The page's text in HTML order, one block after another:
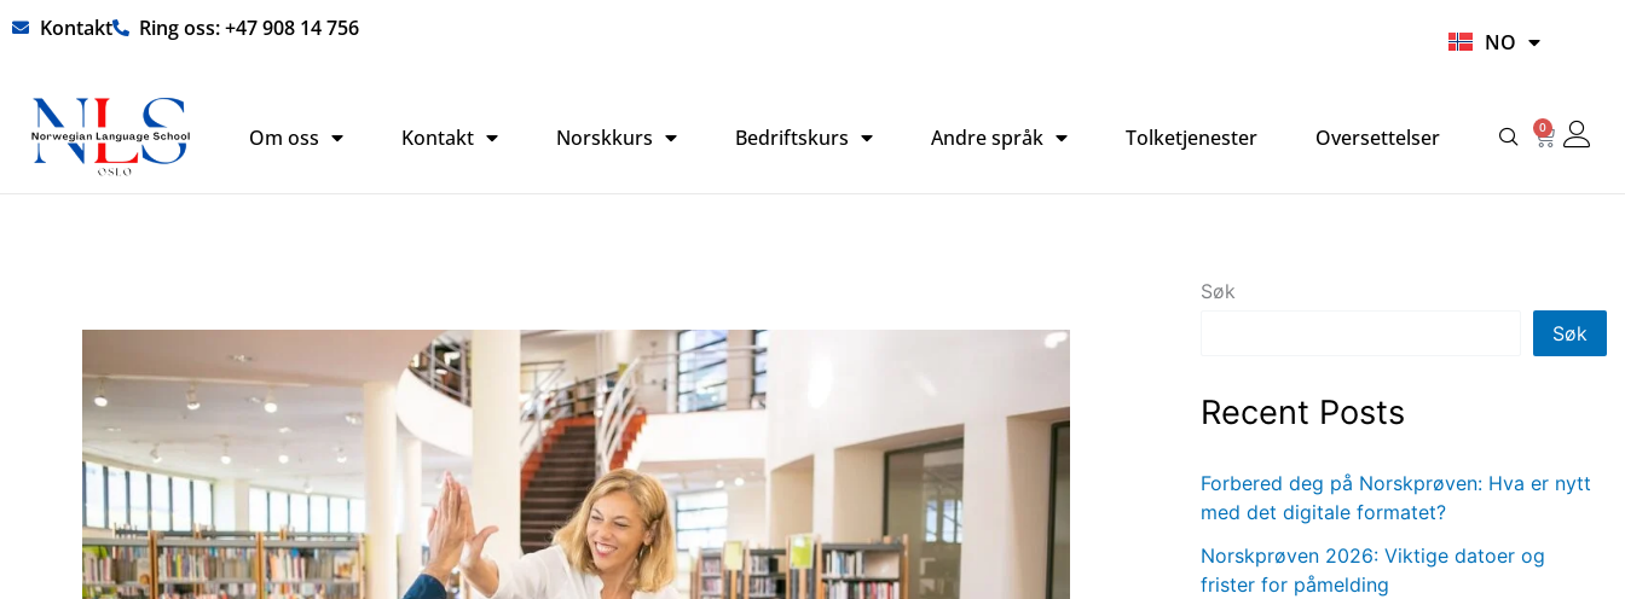
Hopp
innholdet
Kontakt Ring oss: +47 908 14 756
NO
HI
Om oss Kontakt Norskkurs Bedriftskurs Andre språk Tolketjenester Oversettelser 0
Søk
Søk
Recent Posts
Forbered deg på Norskprøven: Hva er nytt
med det digitale formatet?
Norskprøven 2026: Viktige datoer og
frister for påmelding